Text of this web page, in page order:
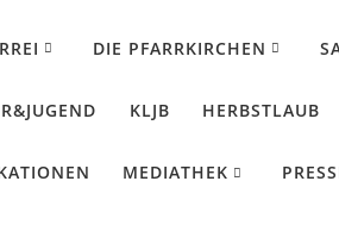
DIE PFARRKIRCHEN
KLJB HERBSTLAUB
MEDIATHEK